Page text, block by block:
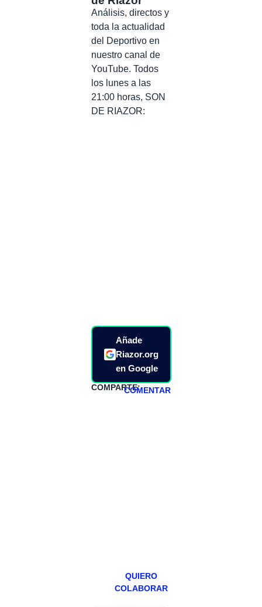
Análisis, directos y
toda la actualidad
del Deportivo en
nuestro canal de
YouTube. Todos
los lunes a las
21:00 horas, SON
DE RIAZOR:
Añade
Riazor.org
en Google
COMPARTE:COMENTAR
QUIERO
COLABORAR